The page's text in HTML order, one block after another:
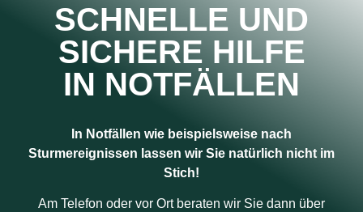
SCHNELLE UND
SICHERE HILFE
IN NOTFÄLLEN
In Notfällen wie beispielsweise nach
Sturmereignissen lassen wir Sie natürlich nicht im
Stich!
Am Telefon oder vor Ort beraten wir Sie dann über